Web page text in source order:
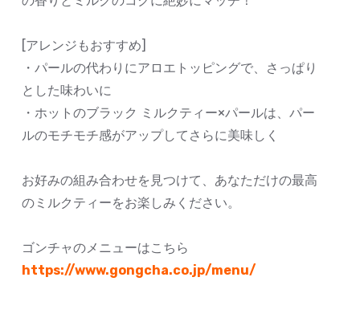
[アレンジもおすすめ]
・パールの代わりにアロエトッピングで、さっぱり
とした味わいに
・ホットのブラック ミルクティー×パールは、パー
ルのモチモチ感がアップしてさらに美味しく
お好みの組み合わせを見つけて、あなただけの最高
のミルクティーをお楽しみください。
ゴンチャのメニューはこちら
https://www.gongcha.co.jp/menu/